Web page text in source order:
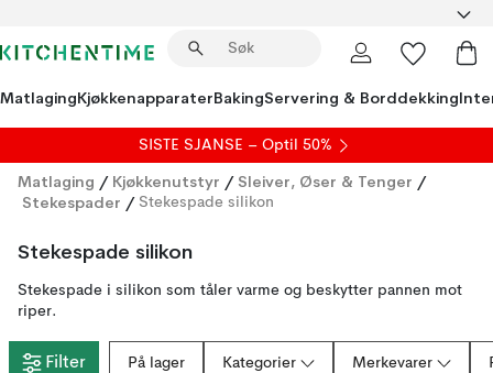
MatlagingKjøkkenapparaterBakingServering & Borddekking
SISTE SJANSE – Optil 50%
Matlaging / Kjøkkenutstyr / Sleiver, Øser & Tenger /
Stekespader / Stekespade silikon
Stekespade silikon
Stekespade i silikon som tåler varme og beskytter pannen mot
riper.
Filter På lager Kategorier Merkevarer